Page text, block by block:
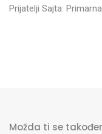
Prijatelji Sajta:
Možda ti se